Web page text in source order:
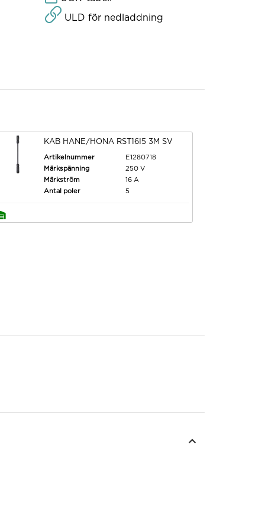
ULD för nedladdning
KAB HANE/HONA RST16I5 3M SV
Artikelnummer
E1280718
Märkspänning
250 V
Märkström
16 A
Antal poler
5